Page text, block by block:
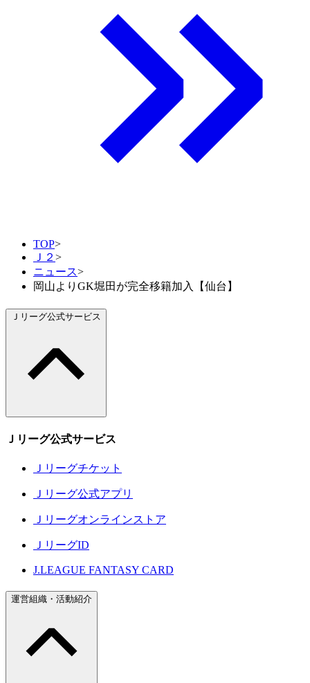
TOP>
Ｊ２ >
ニュース>
岡山よりGK堀田が完全移籍加入【仙台】
Ｊリーグ公式サービス
Ｊリーグ公式サービス
Ｊリーグチケット
Ｊリーグ公式アプリ
Ｊリーグオンラインストア
ＪリーグID
J.LEAGUE FANTASY CARD
運営組織・活動紹介